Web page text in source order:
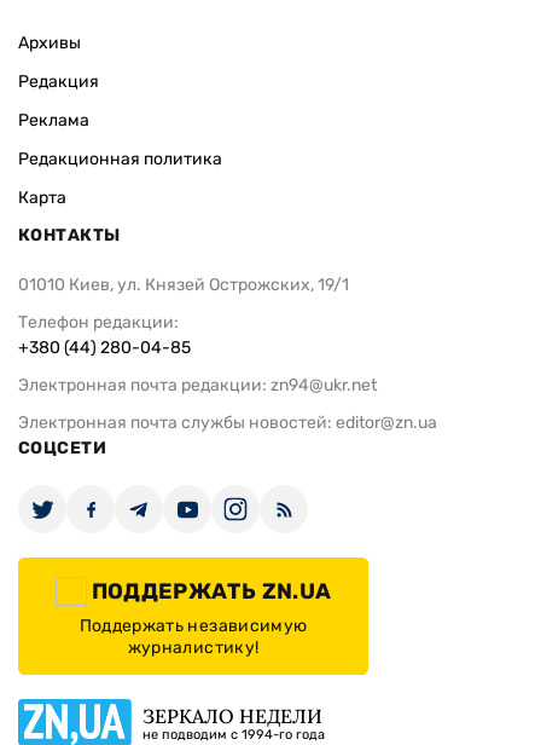
Архивы
Редакция
Реклама
Редакционная политика
Карта
КОНТАКТЫ
01010 Киев, ул. Князей Острожских, 19/1
Телефон редакции:
+380 (44) 280-04-85
Электронная почта редакции: zn94@ukr.net
Электронная почта службы новостей: editor@zn.ua
СОЦСЕТИ
ПОДДЕРЖАТЬ ZN.UA
Поддержать независимую
журналистику!
ЗЕРКАЛО НЕДЕЛИ
не подводим с 1994-го года